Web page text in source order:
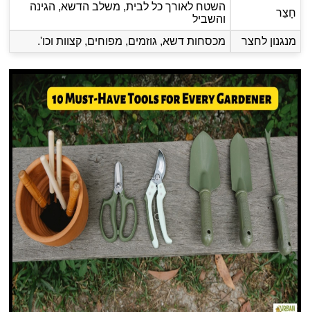
חָצֵר
השטח לאורך כל לבית, משלב הדשא, הגינה
והשביל
מנגנון לחצר
מכסחות דשא, גוזמים, מפוחים, קצוות וכו'.